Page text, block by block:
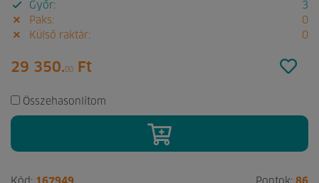
Győr:
3
Paks:
0
Külső raktár:
0
29 350.00 Ft
Összehasonlítom